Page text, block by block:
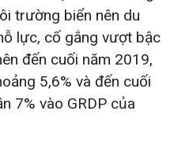
trường biển nên du
lực, cố gắng vượt bậc
đến cuối năm 2019,
5,6% và đến cuối
7% vào GRDP của